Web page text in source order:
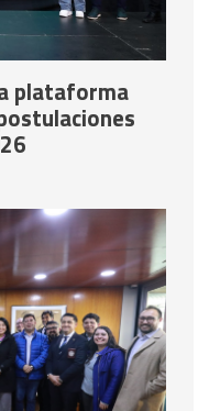
plataforma